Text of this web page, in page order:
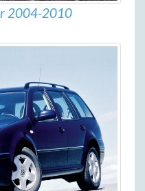
2004-2010